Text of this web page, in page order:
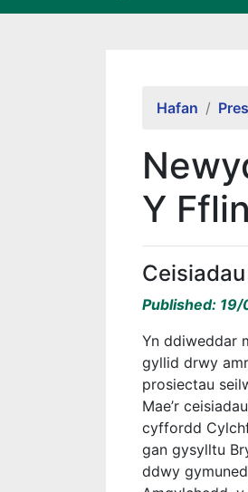
Hafan
Y
Published:
Yn ddiweddar
gyllid drwy
prosiectau
Mae’r
cyffordd
gan gysylltu
ddwy